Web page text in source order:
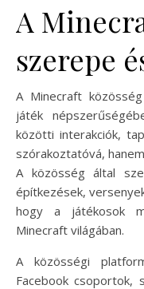
A
szerepe
A Minecraft
játék
közötti interakciók,
szórakoztatóvá,
A közösség által
építkezések,
hogy a játékosok
Minecraft világában.
A közösségi
Facebook csoportok,